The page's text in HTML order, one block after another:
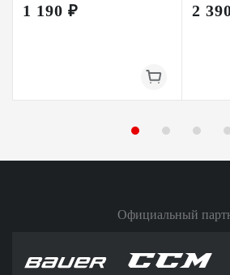
1 190 ₽ 2
Официальный